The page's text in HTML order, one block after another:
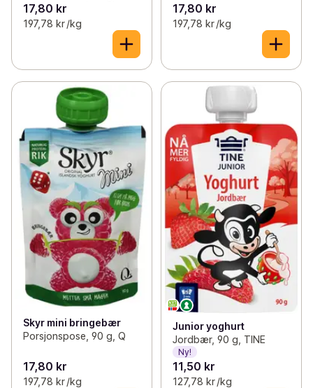
17,80 kr
197,78 kr /kg
17,80 kr
197,78 kr /kg
Skyr mini bringebær
Porsjonspose, 90 g, Q
17,80 kr
197,78 kr /kg
Junior yoghurt
Jordbær, 90 g, TINE
Ny!
11,50 kr
127,78 kr /kg